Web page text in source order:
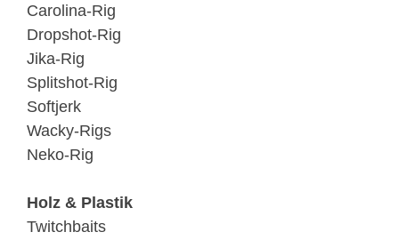
Carolina-Rig
Dropshot-Rig
Jika-Rig
Splitshot-Rig
Softjerk
Wacky-Rigs
Neko-Rig
Holz & Plastik
Twitchbaits